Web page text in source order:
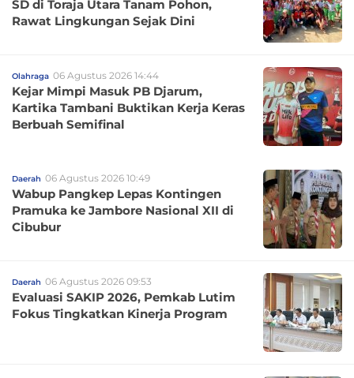
SD di Toraja Utara Tanam Pohon,
Rawat Lingkungan Sejak Dini
Olahraga 06 Agustus 2026 14:44
Kejar Mimpi Masuk PB Djarum,
Kartika Tambani Buktikan Kerja Keras
Berbuah Semifinal
Daerah 06 Agustus 2026 10:49
Wabup Pangkep Lepas Kontingen
Pramuka ke Jambore Nasional XII di
Cibubur
Daerah 06 Agustus 2026 09:53
Evaluasi SAKIP 2026, Pemkab Lutim
Fokus Tingkatkan Kinerja Program